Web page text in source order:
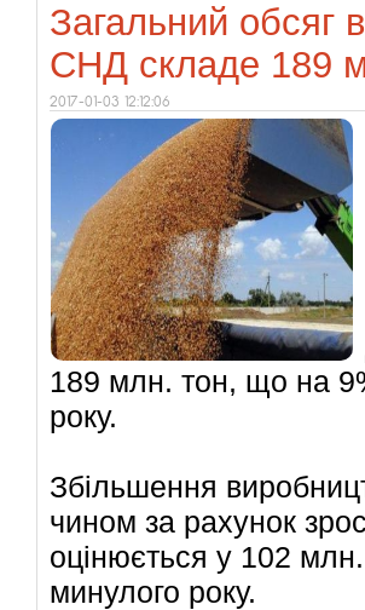
Загальний обсяг
СНД складе 189
2017-01-03 12:12:06
189 млн. тон, що на
року.
Збільшення
чином за рахунок
оцінюється у 102
минулого року.